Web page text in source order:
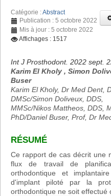
Catégorie :Abstract
Publication : 5 octobre 2022
Mis à jour : 5 octobre 2022
Affichages : 1517
Int J Prosthodont. 2022 sept.
Karim El Kholy , Simon
Buser
Karim El Kholy, Dr Med Dent,
DMSc/Simon Doliveux, DDS,
MMSc/Nikos Mattheos, DDS,
PhD/Daniel Buser, Prof, Dr
RÉSUMÉ
Ce rapport de cas décrit une
flux de travail de
orthodontique et
d'implant piloté par la
orthodontique ne soit effectué